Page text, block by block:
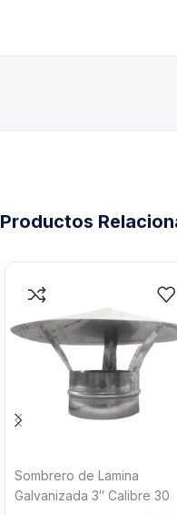
Productos
Sombrero de Lamina
Galvanizada 3″ Calibre 30